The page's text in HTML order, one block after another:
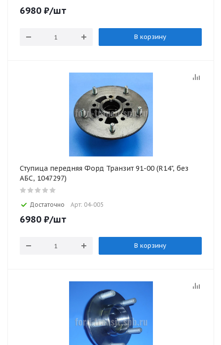
6980 ₽/шт
В корзину
Ступица передняя Форд Транзит 91-00 (R14", без
АБС, 1047297)
Достаточно Арт: 04-005
6980 ₽/шт
В корзину